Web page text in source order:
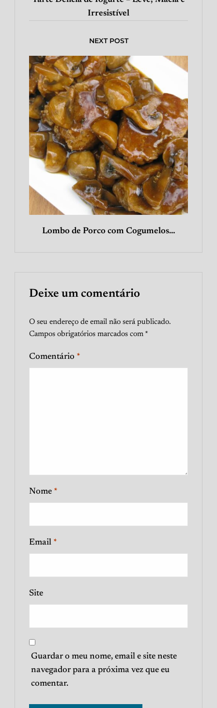
Irresistível
NEXT POST
Lombo de Porco com Cogumelos…
Deixe um comentário
O seu endereço de email não será publicado.
Campos obrigatórios marcados com *
Comentário *
Nome *
Email *
Site
Guardar o meu nome, email e site neste
navegador para a próxima vez que eu
comentar.